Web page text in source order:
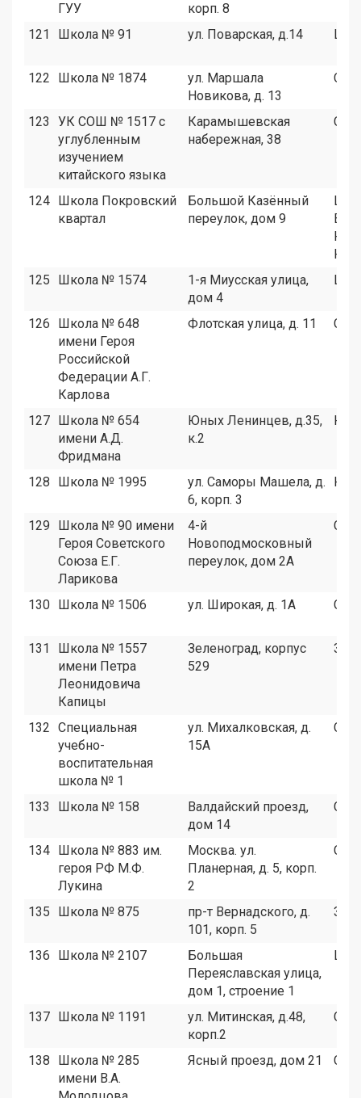
ГУУ
корп. 8
121 Школа № 91 ул. Поварская, д.14 ЦАО
122 Школа № 1874
ул. Маршала
Новикова, д. 13
123
УК СОШ № 1517 с
углубленным
изучением
китайского языка
Карамышевская
набережная, 38
124
Школа Покровский
квартал
Большой Казённый
переулок, дом 9
ЦАО
ВАО
125
Школа № 1574
1-я Миусская улица,
дом 4
ЦАО
126
Школа № 648
имени Героя
Российской
Федерации А.Г.
Карлова
Флотская улица, д. 11 САО
127
Школа № 654
имени А.Д.
Фридмана
Юных Ленинцев, д.35,
к.2
128 Школа № 1995
ул. Саморы Машела, д.
6, корп. 3
129
Школа № 90 имени
Героя Советского
Союза Е.Г.
Ларикова
4-й
Новоподмосковный
переулок, дом 2А
САО
130 Школа № 1506 ул. Широкая, д. 1А
131
Школа № 1557
имени Петра
Леонидовича
Капицы
Зеленоград, корпус
529
132 Специальная
учебно-
воспитательная
школа № 1
ул. Михалковская, д.
15А
САО
133 Школа № 158
Валдайский проезд,
дом 14
САО
134
Школа № 883 им.
героя РФ М.Ф.
Лукина
Москва. ул.
Планерная, д. 5, корп.
2
135 Школа № 875
пр-т Вернадского, д.
101, корп. 5
ЗАО
136 Школа № 2107
Большая
Переяславская улица,
дом 1, строение 1
ЦАО
137 Школа № 1191
ул. Митинская, д.48,
корп.2
138
Школа № 285
имени В.А.
Ясный проезд, дом 21